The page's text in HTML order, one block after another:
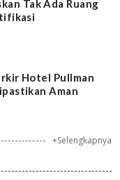
Tak Ada Ruang
Hotel Pullman
Aman
+Selengkapnya